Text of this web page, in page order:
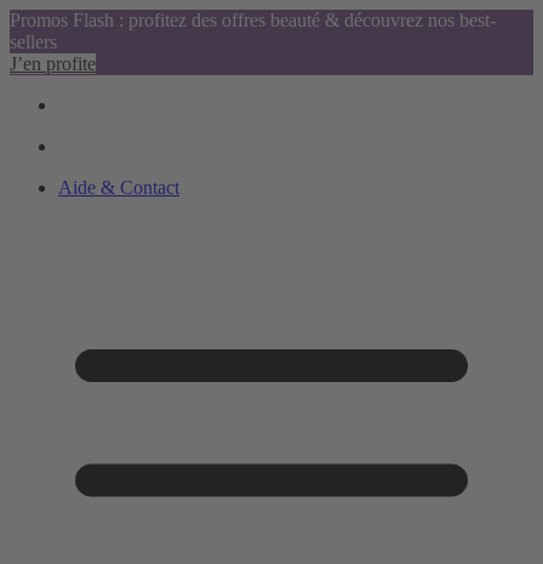
Promos Flash : profitez des offres beauté & découvrez nos best-
sellers
J’en profite
Aide & Contact